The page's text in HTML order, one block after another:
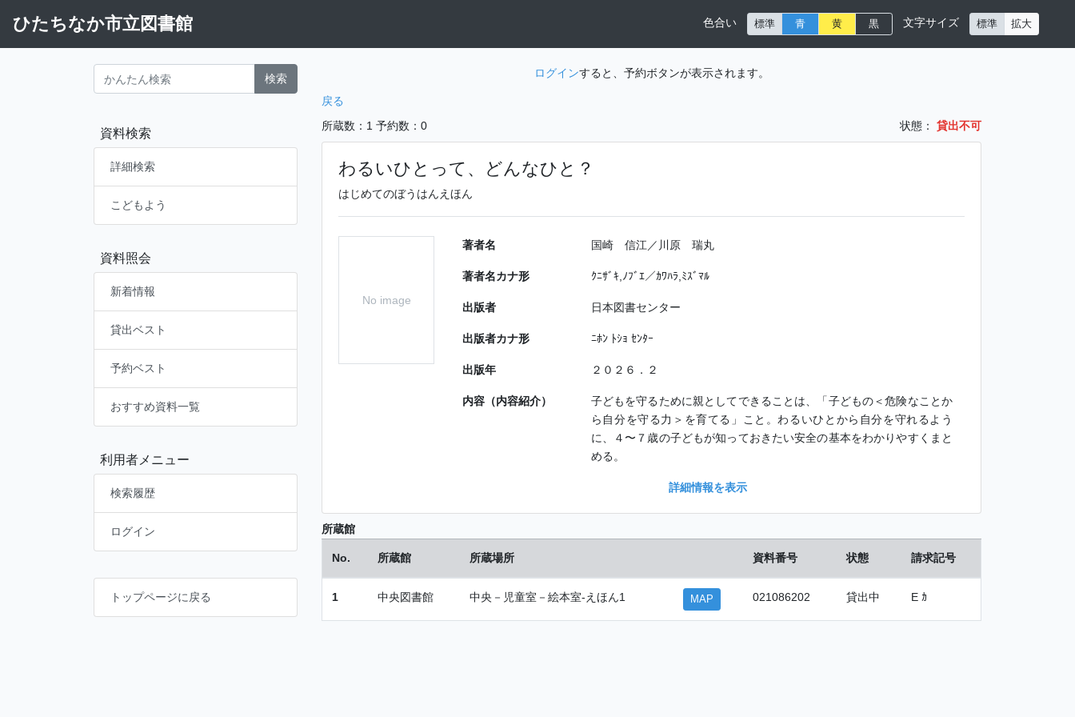
ひたちなか市立図書館 色合い 標準 青 黄 黒 文字サイズ 標準 拡大
検索
資料検索
詳細検索
こどもよう
資料照会
新着情報
貸出ベスト
予約ベスト
おすすめ資料一覧
利用者メニュー
検索履歴
ログイン
トップページに戻る
ログインすると、予約ボタンが表示されます。
戻る
所蔵数：1 予約数：0 状態： 貸出不可
わるいひとって、どんなひと？
はじめてのぼうはんえほん
No image
著者名 国崎 信江／川原 瑞丸
著者名カナ形 ｸﾆｻﾞｷ,ﾉﾌﾞｴ／ｶﾜﾊﾗ,ﾐｽﾞﾏﾙ
出版者 日本図書センター
出版者カナ形 ﾆﾎﾝ ﾄｼｮ ｾﾝﾀｰ
出版年 ２０２６．２
内容（内容紹介）
子どもを守るために親としてできることは、「子どもの＜危険なことか
ら自分を守る力＞を育てる」こと。わるいひとから自分を守れるよう
に、４〜７歳の子どもが知っておきたい安全の基本をわかりやすくまと
める。
詳細情報を表示
所蔵館
No. 所蔵館 所蔵場所 資料番号 状態 請求記号
1 中央図書館 中央－児童室－絵本室-えほん1 MAP 021086202 貸出中 E ｶ